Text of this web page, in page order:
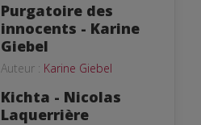
Purgatoire des
innocents - Karine
Giebel
Auteur : Karine Giebel
Kichta - Nicolas
Laquerrière